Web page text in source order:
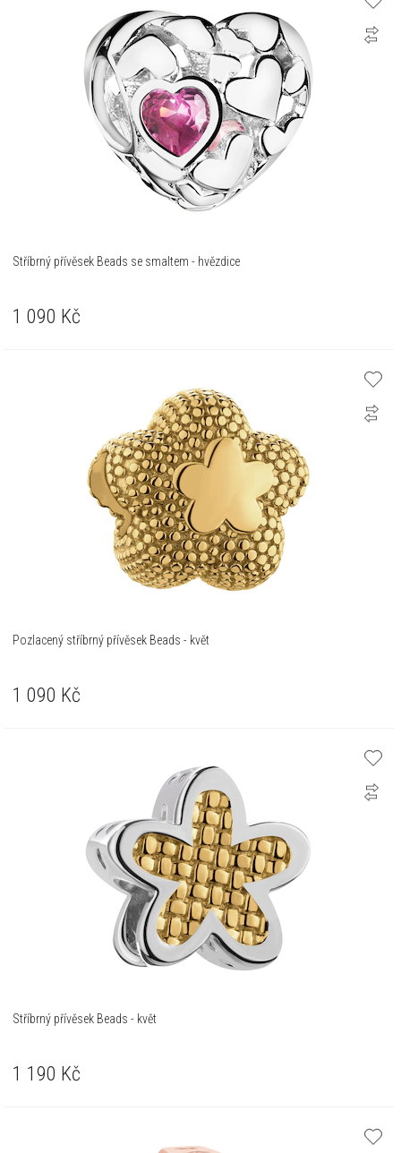
Stříbrný přívěsek Beads se smaltem - hvězdice
1 090 Kč
Pozlacený stříbrný přívěsek Beads - květ
1 090 Kč
Stříbrný přívěsek Beads - květ
1 190 Kč